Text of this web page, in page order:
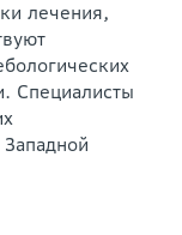
лечения,
Специалисты